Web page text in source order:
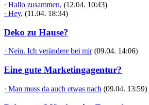
· Hallo zusammen, (12.04. 10:43)
· Hey, (11.04. 18:34)
Deko zu Hause?
· Nein. Ich verändere bei mir (09.04. 14:06)
Eine gute Marketingagentur?
· Man muss da auch etwas nach (09.04. 13:59)